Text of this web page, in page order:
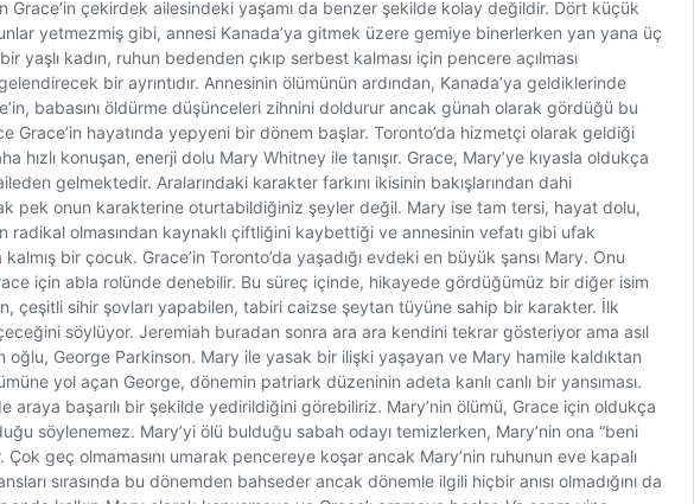
Grace’in çekirdek ailesindeki yaşamı da benzer şekilde kolay değildir. Dört küçük
yetmezmiş gibi, annesi Kanada’ya gitmek üzere gemiye binerlerken yan yana üç
kadın, ruhun bedenden çıkıp serbest kalması için pencere açılması
bir ayrıntıdır. Annesinin ölümünün ardından, Kanada’ya geldiklerinde
babasını öldürme düşünceleri zihnini doldurur ancak günah olarak gördüğü bu
hayatında yepyeni bir dönem başlar. Toronto’da hizmetçi olarak geldiği
konuşan, enerji dolu Mary Whitney ile tanışır. Grace, Mary’ye kıyasla oldukça
gelmektedir. Aralarındaki karakter farkını ikisinin bakışlarından dahi
pek onun karakterine oturtabildiğiniz şeyler değil. Mary ise tam tersi, hayat dolu,
radikal olmasından kaynaklı çiftliğini kaybettiği ve annesinin vefatı gibi ufak
bir çocuk. Grace’in Toronto’da yaşadığı evdeki en büyük şansı Mary. Onu
için abla rolünde denebilir. Bu süreç içinde, hikayede gördüğümüz bir diğer isim
çeşitli sihir şovları yapabilen, tabiri caizse şeytan tüyüne sahip bir karakter. İlk
söylüyor. Jeremiah buradan sonra ara ara kendini tekrar gösteriyor ama asıl
oğlu, George Parkinson. Mary ile yasak bir ilişki yaşayan ve Mary hamile kaldıktan
yol açan George, dönemin patriark düzeninin adeta kanlı canlı bir yansıması.
araya başarılı bir şekilde yedirildiğini görebiliriz. Mary’nin ölümü, Grace için oldukça
söylenemez. Mary’yi ölü bulduğu sabah odayı temizlerken, Mary’nin ona “beni
geç olmamasını umarak pencereye koşar ancak Mary’nin ruhunun eve kapalı
sırasında bu dönemden bahseder ancak dönemle ilgili hiçbir anısı olmadığını da